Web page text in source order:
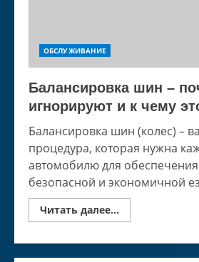
ОБСЛУЖИВАНИЕ
Балансировка шин –
игнорируют и к чему
Балансировка шин (колес) –
процедура, которая нужна
автомобилю для
безопасной и экономичной
Читать далее...
more
–